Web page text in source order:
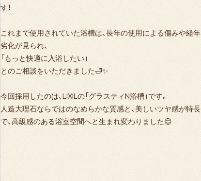
す！
これまで使用されていた浴槽は、長年の使用による傷みや経年
劣化が見られ、
「もっと快適に入浴したい」
とのご相談をいただきました🛁✨
今回採用したのは、LIXILの「グラスティN浴槽」です。
人造大理石ならではのなめらかな質感と、美しいツヤ感が特長
で、高級感のある浴室空間へと生まれ変わりました😊